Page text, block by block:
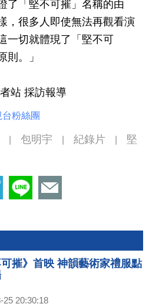
了「堅不可摧」名稱的由
，很多人即使無法再觀看演
一切就體現了「堅不可
則。」
站 採訪報導
粉絲團
包明宇 紀錄片
堅
可摧》首映 神韻藝術家禮服點
25 20:30:18